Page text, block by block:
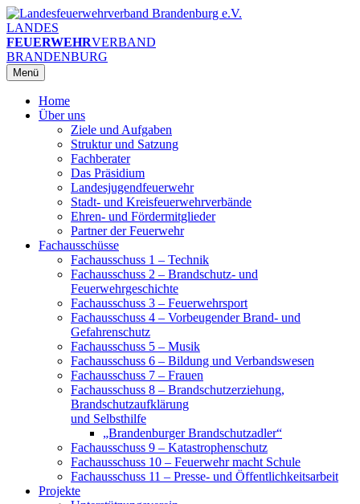
Zum
Inhalt
springen
LANDES
FEUERWEHRVERBAND
BRANDENBURG
Menü
Home
Über uns
Ziele und Aufgaben
Struktur und Satzung
Fachberater
Das Präsidium
Landesjugendfeuerwehr
Stadt- und Kreisfeuerwehrverbände
Ehren- und Fördermitglieder
Partner der Feuerwehr
Fachausschüsse
Fachausschuss 1 – Technik
Fachausschuss 2 – Brandschutz- und
Feuerwehrgeschichte
Fachausschuss 3 – Feuerwehrsport
Fachausschuss 4 – Vorbeugender Brand- und
Gefahrenschutz
Fachausschuss 5 – Musik
Fachausschuss 6 – Bildung und Verbandswesen
Fachausschuss 7 – Frauen
Fachausschuss 8 – Brandschutzerziehung,
Brandschutzaufklärung
und Selbsthilfe
„Brandenburger Brandschutzadler“
Fachausschuss 9 – Katastrophenschutz
Fachausschuss 10 – Feuerwehr macht Schule
Fachausschuss 11 – Presse- und Öffentlichkeitsarbeit
Projekte